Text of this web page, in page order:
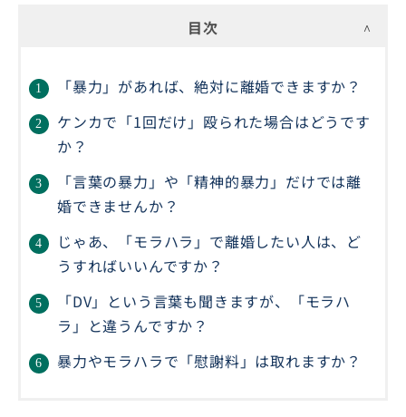
目次
「暴力」があれば、絶対に離婚できますか？
ケンカで「1回だけ」殴られた場合はどうです
か？
「言葉の暴力」や「精神的暴力」だけでは離
婚できませんか？
じゃあ、「モラハラ」で離婚したい人は、ど
うすればいいんですか？
「DV」という言葉も聞きますが、「モラハ
ラ」と違うんですか？
暴力やモラハラで「慰謝料」は取れますか？